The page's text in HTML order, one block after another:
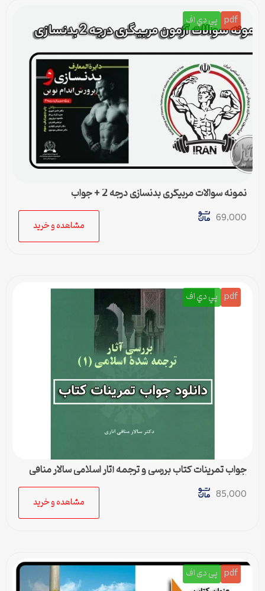
pdf پي دي اف
نمونه سوالات مربیگری بدنسازی درجه 2 + جواب
69,000
مشاهده و خرید
pdf پي دي اف
جواب تمرینات کتاب بررسی و ترجمه آثار اسلامی سالار منافی
اناری
85,000
مشاهده و خرید
pdf پی دی اف